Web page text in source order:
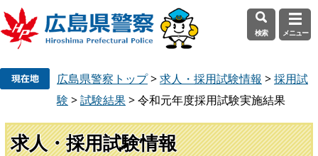
先
頭
を
飛
検索 メニュー
広島県警察トップ>求人・採用試験情報 >採用試
験 >試験結果>令和元年度採用試験実施結果
求人・採用試験情報